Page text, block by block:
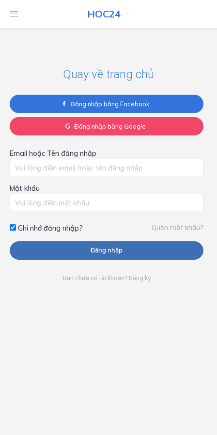
HOC24
HOC24
Quay về trang chủ
Đăng nhập bằng Facebook
Đăng nhập bằng Google
Email hoặc Tên đăng nhập
Mật khẩu
Ghi nhớ đăng nhập? Quên mật khẩu?
Đăng nhập
Bạn chưa có tài khoản? Đăng ký